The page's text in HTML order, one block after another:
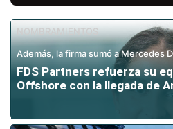
NOMBRAMIENTOS
Además, la firma sumó a Mercedes
FDS Partners refuerza su
Offshore con la llegada de